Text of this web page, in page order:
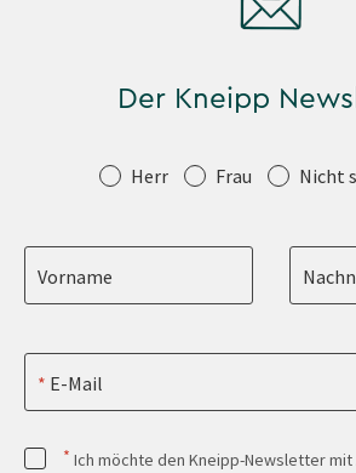
Der Kneipp
Anrede Herr Frau Nicht
Vorname
E-Mail
* Ich möchte den Kneipp-Newsletter